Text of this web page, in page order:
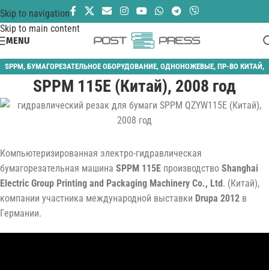
Skip to navigation
Skip to main content
MENU
SPPM, БУМАГОРЕЗАТЕЛЬНОЕ ОБОРУДОВАНИЕ, ОДНОНОЖЕВЫЕ, ПР-ВО КИТАЙ,
ШИРИНА 1150 ММ
SPPM 115E (Китай), 2008 год
Компьютеризированная электро-гидравлическая
бумагорезательная машина SPPM 115E производство Shanghai
Electric Group Printing and Packaging Machinery Co., Ltd. (Китай),
компании участника международной выставки Drupa 2012 в
Германии.